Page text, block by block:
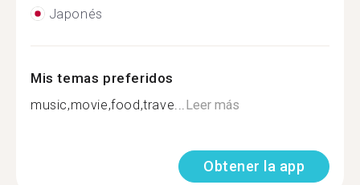
Japonés
Mis temas preferidos
music,movie,food,trave... Leer más
Obtener la app